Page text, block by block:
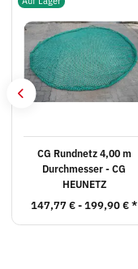
CG Rundnetz 4,00 m
Durchmesser - CG
HEUNETZ
147,77 € -199,90 €*